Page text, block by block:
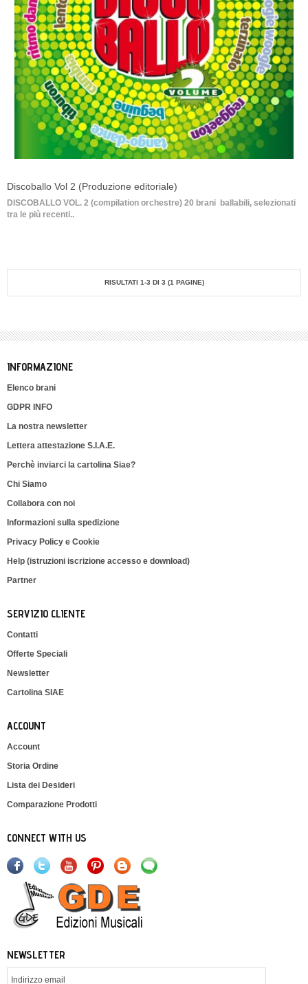
Discoballo Vol 2 (Produzione editoriale)
DISCOBALLO VOL. 2 (compilation orchestre) 20 brani ballabili, selezionati
tra le più recenti..
RISULTATI 1-3 DI 3 (1 PAGINE)
INFORMAZIONE
Elenco brani
GDPR INFO
La nostra newsletter
Lettera attestazione S.I.A.E.
Perchè inviarci la cartolina Siae?
Chi Siamo
Collabora con noi
Informazioni sulla spedizione
Privacy Policy e Cookie
Help (istruzioni iscrizione accesso e download)
Partner
SERVIZIO CLIENTE
Contatti
Offerte Speciali
Newsletter
Cartolina SIAE
ACCOUNT
Account
Storia Ordine
Lista dei Desideri
Comparazione Prodotti
CONNECT WITH US
NEWSLETTER